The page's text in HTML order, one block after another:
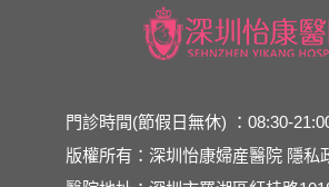
門診時間(節假日無休) ：08:30-
版權所有：深圳怡康婦産醫院 隱私